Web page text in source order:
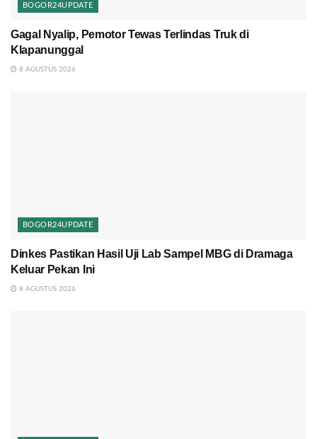
BOGOR24UPDATE
Gagal Nyalip, Pemotor Tewas Terlindas Truk di
Klapanunggal
8 AGUSTUS 2026
BOGOR24UPDATE
Dinkes Pastikan Hasil Uji Lab Sampel MBG di Dramaga
Keluar Pekan Ini
8 AGUSTUS 2026